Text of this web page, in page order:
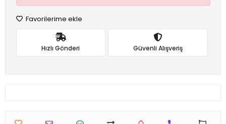
Favorilerime ekle
Hızlı Gönderi Güvenli Alışveriş